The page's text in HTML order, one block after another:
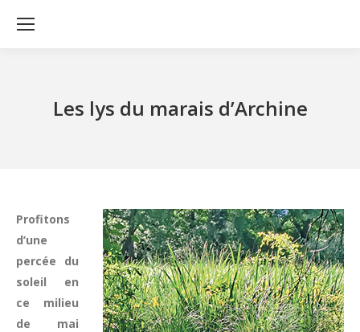
Les lys du marais d’Archine
Profitons
d’une
percée du
soleil en
ce milieu
de mai